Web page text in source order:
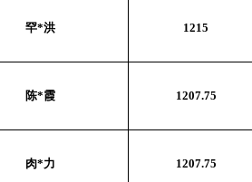
罕*洪 1215
陈*霞 1207.75
肉*力 1207.75